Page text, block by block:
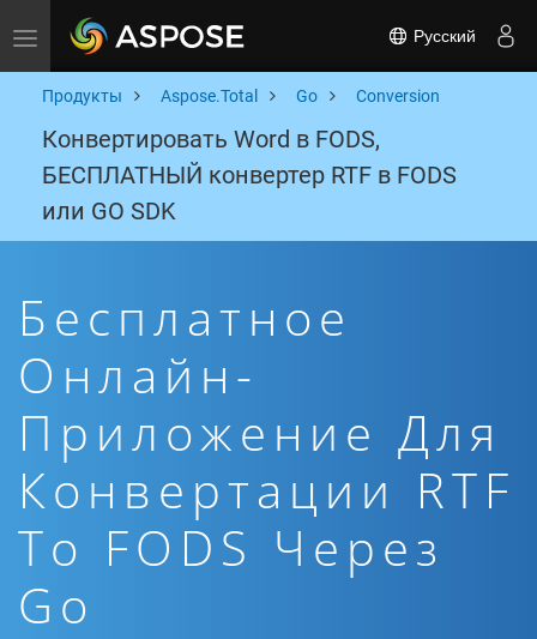
Toggle navigation Русский
Продукты Aspose.Total Go Conversion
Конвертировать Word в FODS,
БЕСПЛАТНЫЙ конвертер RTF в FODS
или GO SDK
Бесплатное
Онлайн-
Приложение Для
Конвертации RTF
To FODS Через
Go